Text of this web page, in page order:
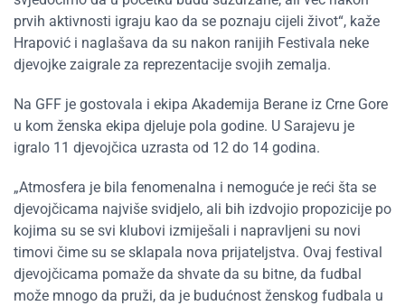
prvih aktivnosti igraju kao da se poznaju cijeli život“, kaže
Hrapović i naglašava da su nakon ranijih Festivala neke
djevojke zaigrale za reprezentacije svojih zemalja.
Na GFF je gostovala i ekipa Akademija Berane iz Crne Gore
u kom ženska ekipa djeluje pola godine. U Sarajevu je
igralo 11 djevojčica uzrasta od 12 do 14 godina.
„Atmosfera je bila fenomenalna i nemoguće je reći šta se
djevojčicama najviše svidjelo, ali bih izdvojio propozicije po
kojima su se svi klubovi izmiješali i napravljeni su novi
timovi čime su se sklapala nova prijateljstva. Ovaj festival
djevojčicama pomaže da shvate da su bitne, da fudbal
može mnogo da pruži, da je budućnost ženskog fudbala u